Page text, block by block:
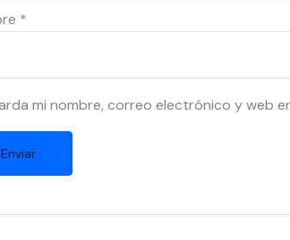
*
mi nombre, correo electrónico y web